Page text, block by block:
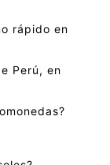
rápido en
Perú, en